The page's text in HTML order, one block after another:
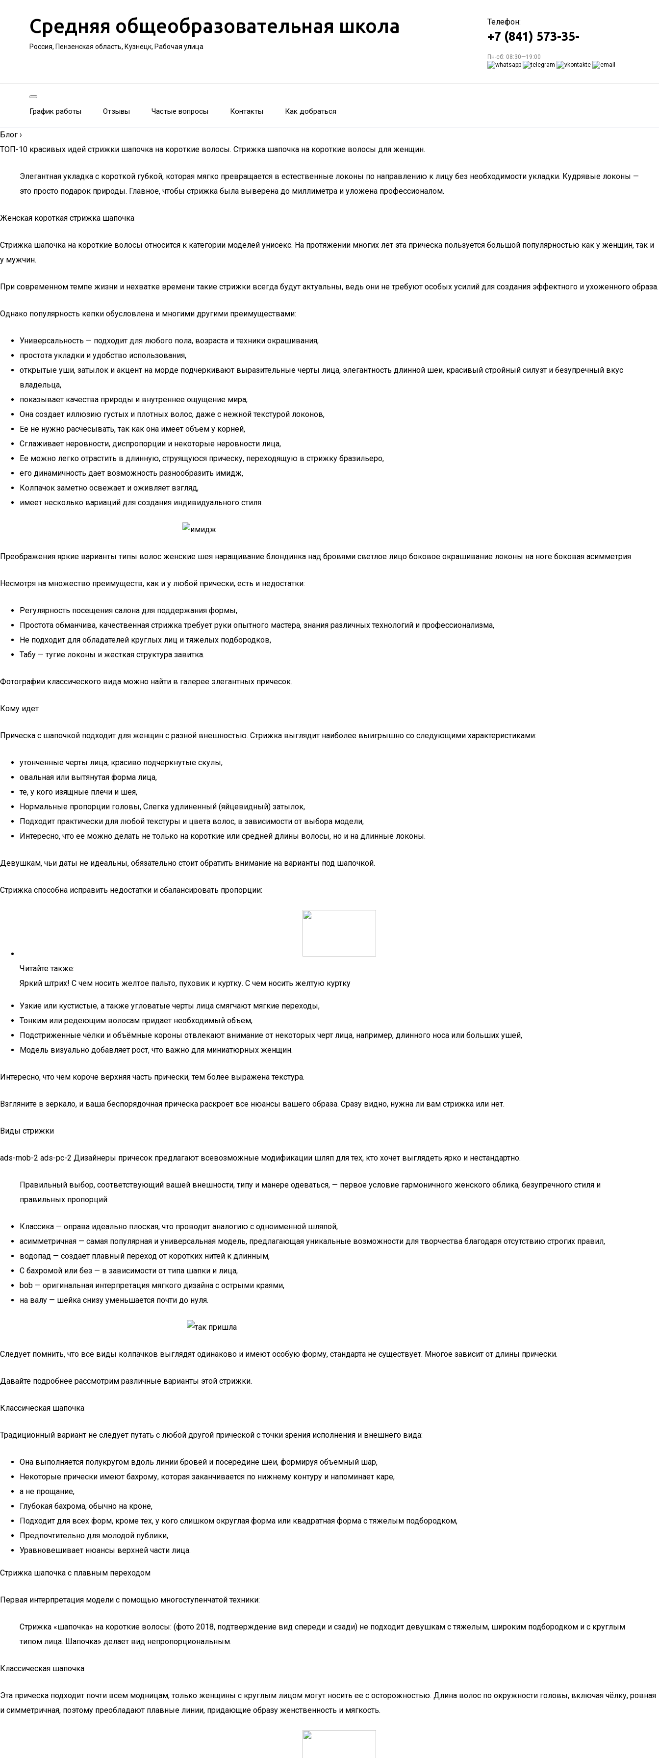
Средняя общеобразовательная школа
Россия, Пензенская область, Кузнецк, Рабочая улица
Телефон:
+7 (841) 573-35-
Пн-сб: 08:30—19:00
График работы Отзывы Частые вопросы Контакты Как добраться
Блог ›
ТОП-10 красивых идей стрижки шапочка на короткие волосы. Стрижка шапочка на короткие волосы для женщин.
Элегантная укладка с короткой губкой, которая мягко превращается в естественные локоны по направлению к лицу без необходимости укладки. Кудрявые локоны —
это просто подарок природы. Главное, чтобы стрижка была выверена до миллиметра и уложена профессионалом.
Женская короткая стрижка шапочка
Стрижка шапочка на короткие волосы относится к категории моделей унисекс. На протяжении многих лет эта прическа пользуется большой популярностью как у женщин, так и
у мужчин.
При современном темпе жизни и нехватке времени такие стрижки всегда будут актуальны, ведь они не требуют особых усилий для создания эффектного и ухоженного образа.
Однако популярность кепки обусловлена и многими другими преимуществами:
Универсальность — подходит для любого пола, возраста и техники окрашивания,
простота укладки и удобство использования,
открытые уши, затылок и акцент на морде подчеркивают выразительные черты лица, элегантность длинной шеи, красивый стройный силуэт и безупречный вкус
владельца,
показывает качества природы и внутреннее ощущение мира,
Она создает иллюзию густых и плотных волос, даже с нежной текстурой локонов,
Ее не нужно расчесывать, так как она имеет объем у корней,
Сглаживает неровности, диспропорции и некоторые неровности лица,
Ее можно легко отрастить в длинную, струящуюся прическу, переходящую в стрижку бразильеро,
его динамичность дает возможность разнообразить имидж,
Колпачок заметно освежает и оживляет взгляд,
имеет несколько вариаций для создания индивидуального стиля.
Преображения яркие варианты типы волос женские шея наращивание блондинка над бровями светлое лицо боковое окрашивание локоны на ноге боковая асимметрия
Несмотря на множество преимуществ, как и у любой прически, есть и недостатки:
Регулярность посещения салона для поддержания формы,
Простота обманчива, качественная стрижка требует руки опытного мастера, знания различных технологий и профессионализма,
Не подходит для обладателей круглых лиц и тяжелых подбородков,
Табу — тугие локоны и жесткая структура завитка.
Фотографии классического вида можно найти в галерее элегантных причесок.
Кому идет
Прическа с шапочкой подходит для женщин с разной внешностью. Стрижка выглядит наиболее выигрышно со следующими характеристиками:
утонченные черты лица, красиво подчеркнутые скулы,
овальная или вытянутая форма лица,
те, у кого изящные плечи и шея,
Нормальные пропорции головы, Слегка удлиненный (яйцевидный) затылок,
Подходит практически для любой текстуры и цвета волос, в зависимости от выбора модели,
Интересно, что ее можно делать не только на короткие или средней длины волосы, но и на длинные локоны.
Девушкам, чьи даты не идеальны, обязательно стоит обратить внимание на варианты под шапочкой.
Стрижка способна исправить недостатки и сбалансировать пропорции:
Читайте также:
Яркий штрих! С чем носить желтое пальто, пуховик и куртку. С чем носить желтую куртку
Узкие или кустистые, а также угловатые черты лица смягчают мягкие переходы,
Тонким или редеющим волосам придает необходимый объем,
Подстриженные чёлки и объёмные короны отвлекают внимание от некоторых черт лица, например, длинного носа или больших ушей,
Модель визуально добавляет рост, что важно для миниатюрных женщин.
Интересно, что чем короче верхняя часть прически, тем более выражена текстура.
Взгляните в зеркало, и ваша беспорядочная прическа раскроет все нюансы вашего образа. Сразу видно, нужна ли вам стрижка или нет.
Виды стрижки
ads-mob-2 ads-pc-2 Дизайнеры причесок предлагают всевозможные модификации шляп для тех, кто хочет выглядеть ярко и нестандартно.
Правильный выбор, соответствующий вашей внешности, типу и манере одеваться, — первое условие гармоничного женского облика, безупречного стиля и
правильных пропорций.
Классика — оправа идеально плоская, что проводит аналогию с одноименной шляпой,
асимметричная — самая популярная и универсальная модель, предлагающая уникальные возможности для творчества благодаря отсутствию строгих правил,
водопад — создает плавный переход от коротких нитей к длинным,
С бахромой или без — в зависимости от типа шапки и лица,
bob — оригинальная интерпретация мягкого дизайна с острыми краями,
на валу — шейка снизу уменьшается почти до нуля.
Следует помнить, что все виды колпачков выглядят одинаково и имеют особую форму, стандарта не существует. Многое зависит от длины прически.
Давайте подробнее рассмотрим различные варианты этой стрижки.
Классическая шапочка
Традиционный вариант не следует путать с любой другой прической с точки зрения исполнения и внешнего вида:
Она выполняется полукругом вдоль линии бровей и посередине шеи, формируя объемный шар,
Некоторые прически имеют бахрому, которая заканчивается по нижнему контуру и напоминает каре,
а не прощание,
Глубокая бахрома, обычно на кроне,
Подходит для всех форм, кроме тех, у кого слишком округлая форма или квадратная форма с тяжелым подбородком,
Предпочтительно для молодой публики,
Уравновешивает нюансы верхней части лица.
Стрижка шапочка с плавным переходом
Первая интерпретация модели с помощью многоступенчатой техники:
Стрижка «шапочка» на короткие волосы: (фото 2018, подтверждение вид спереди и сзади) не подходит девушкам с тяжелым, широким подбородком и с круглым
типом лица. Шапочка» делает вид непропорциональным.
Классическая шапочка
Эта прическа подходит почти всем модницам, только женщины с круглым лицом могут носить ее с осторожностью. Длина волос по окружности головы, включая чёлку, ровная
и симметричная, поэтому преобладают плавные линии, придающие образу женственность и мягкость.